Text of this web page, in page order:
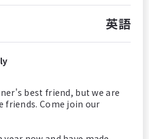
英語
best friend, but we are
friends. Come join our